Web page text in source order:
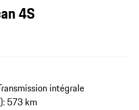
4S
intégrale
573 km